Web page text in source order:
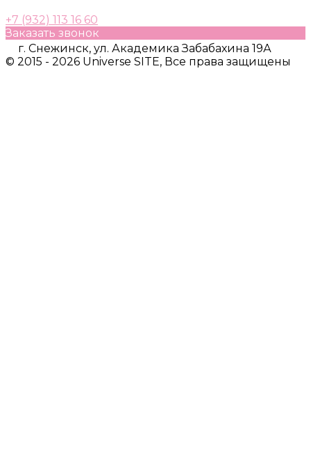
+7 (932) 113 16 60
Заказать звонок
г. Снежинск, ул. Академика Забабахина 19А
© 2015 - 2026 Universe SITE, Все права защищены